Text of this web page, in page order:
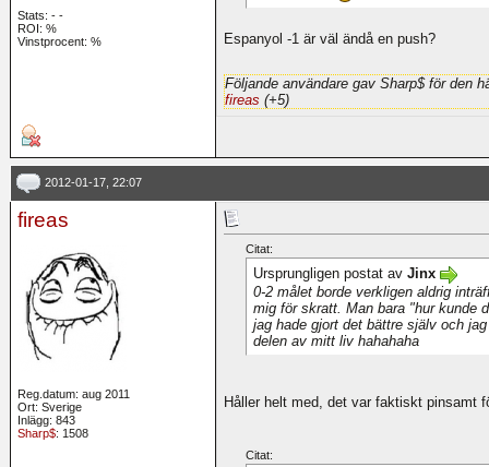
Stats: - -
ROI: %
Vinstprocent: %
Espanyol -1 är väl ändå en push?
Följande användare gav Sharp$ för den
fireas (+5)
2012-01-17, 22:07
fireas
Reg.datum: aug 2011
Ort: Sverige
Inlägg: 843
Sharp$: 1508
Citat:
Ursprungligen postat av Jinx
0-2 målet borde verkligen aldrig
mig för skratt. Man bara "hur kunde
jag hade gjort det bättre själv och
delen av mitt liv hahahaha
Håller helt med, det var faktiskt pinsamt
Citat: